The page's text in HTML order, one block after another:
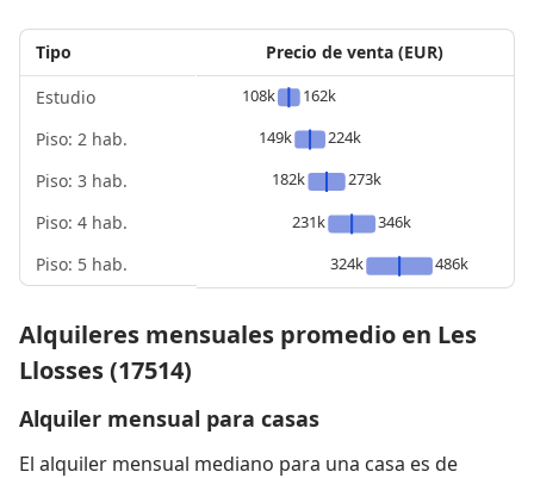
Tipo
Estudio
Piso: 2 hab.
Piso: 3 hab.
Piso: 4 hab.
Piso: 5 hab.
Precio de venta (EUR)
108k
162k
149k
224k
182k
273k
231k
346k
324k
486k
Alquileres mensuales promedio en Les
Llosses (17514)
Alquiler mensual para casas
El alquiler mensual mediano para una casa es de